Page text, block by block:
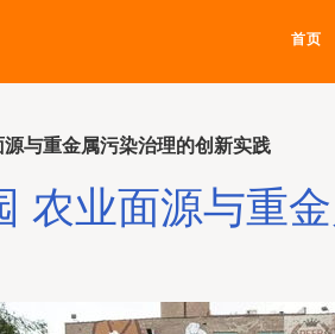
首页
与重金属污染治理的创新实践
农业面源与重